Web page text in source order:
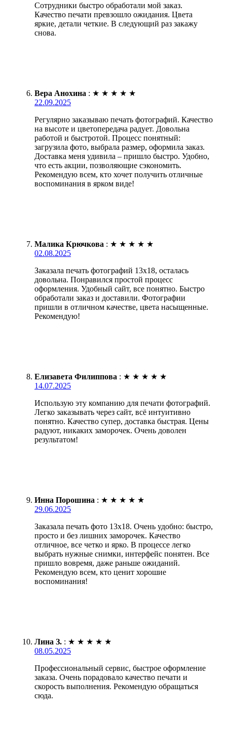
Сотрудники быстро обработали мой заказ.
Качество печати превзошло ожидания. Цвета
яркие, детали четкие. В следующий раз закажу
снова.
Вера Анохина : ★ ★ ★ ★ ★
22.09.2025
Регулярно заказываю печать фотографий. Качество
на высоте и цветопередача радует. Довольна
работой и быстротой. Процесс понятный:
загрузила фото, выбрала размер, оформила заказ.
Доставка меня удивила – пришло быстро. Удобно,
что есть акции, позволяющие сэкономить.
Рекомендую всем, кто хочет получить отличные
воспоминания в ярком виде!
Малика Крючкова : ★ ★ ★ ★ ★
02.08.2025
Заказала печать фотографий 13х18, осталась
довольна. Понравился простой процесс
оформления. Удобный сайт, все понятно. Быстро
обработали заказ и доставили. Фотографии
пришли в отличном качестве, цвета насыщенные.
Рекомендую!
Елизавета Филиппова : ★ ★ ★ ★ ★
14.07.2025
Использую эту компанию для печати фотографий.
Легко заказывать через сайт, всё интуитивно
понятно. Качество супер, доставка быстрая. Цены
радуют, никаких заморочек. Очень доволен
результатом!
Инна Порошина : ★ ★ ★ ★ ★
29.06.2025
Заказала печать фото 13х18. Очень удобно: быстро,
просто и без лишних заморочек. Качество
отличное, все четко и ярко. В процессе легко
выбрать нужные снимки, интерфейс понятен. Все
пришло вовремя, даже раньше ожиданий.
Рекомендую всем, кто ценит хорошие
воспоминания!
Лина З. : ★ ★ ★ ★ ★
08.05.2025
Профессиональный сервис, быстрое оформление
заказа. Очень порадовало качество печати и
скорость выполнения. Рекомендую обращаться
сюда.